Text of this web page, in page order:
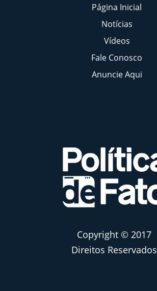
Página Inicial
Notícias
Vídeos
Fale Conosco
Anuncie Aqui
Copyright © 2017
Direitos Reservados